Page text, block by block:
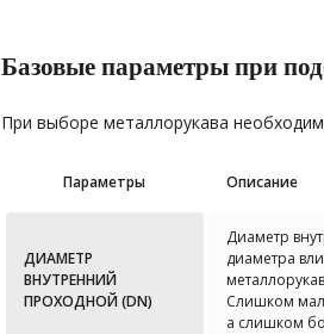
Базовые параметры при
При выборе металлорукава
Параметры Описание
ДИАМЕТР
ВНУТРЕННИЙ
ПРОХОДНОЙ (DN)
Диаметр
диаметра
Слишком
а слишком